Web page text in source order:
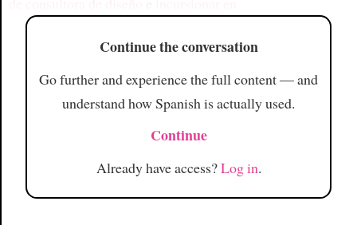
Continue the conversation
Go further and experience the full content — and
understand how Spanish is actually used.
Continue
Already have access?Log in.